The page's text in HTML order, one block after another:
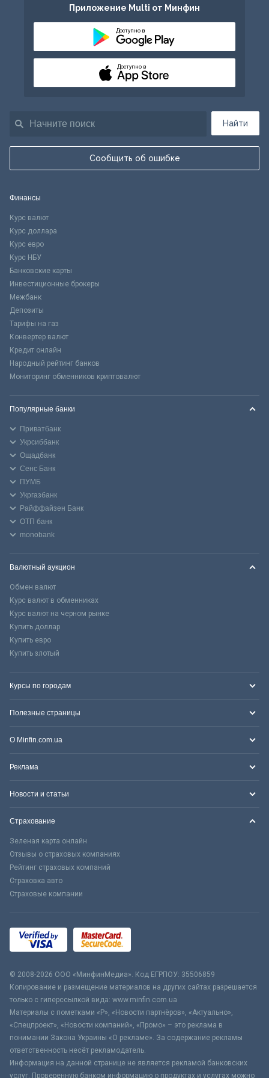
Найти
Сообщить об ошибке
Приложение Multi от Минфин
Доступно в
Доступно в
Финансы
Курс валют
Курс доллара
Курс евро
Курс НБУ
Банковские карты
Инвестиционные брокеры
Межбанк
Депозиты
Тарифы на газ
Конвертер валют
Кредит онлайн
Народный рейтинг банков
Мониторинг обменников криптовалют
Популярные банки
Приватбанк
Укрсиббанк
Ощадбанк
Сенс Банк
ПУМБ
Укргазбанк
Райффайзен Банк
ОТП банк
monobank
Валютный аукцион
Обмен валют
Курс валют в обменниках
Курс валют на черном рынке
Купить доллар
Купить евро
Купить злотый
Курсы по городам
Полезные страницы
О Minfin.com.ua
Реклама
Новости и статьи
Страхование
Зеленая карта онлайн
Отзывы о страховых компаниях
Рейтинг страховых компаний
Страховка авто
Страховые компании
© 2008-2026 ООО «МинфинМедиа». Код ЕГРПОУ: 35506859
Копирование и размещение материалов на других сайтах разрешается
только с гиперссылкой вида: www.minfin.com.ua
Материалы с пометками «Р», «Новости партнёров», «Актуально»,
«Спецпроект», «Новости компаний», «Промо» – это реклама в
понимании Закона Украины «О рекламе». За содержание рекламы
ответственность несёт рекламодатель.
Информация на данной странице не является рекламой банковских
услуг. Проверенную банком информацию о продуктах и услугах можно